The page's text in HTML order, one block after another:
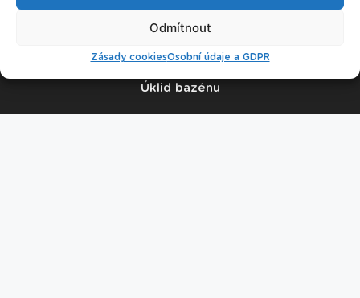
Odmítnout
Zásady cookiesOsobní údaje a GDPR
Nastavení cookies
Úklid bazénu